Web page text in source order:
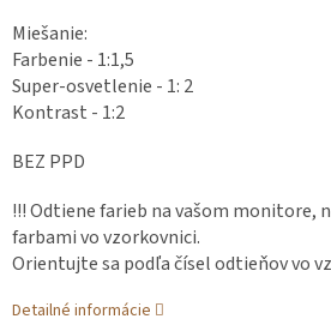
Miešanie:
Farbenie - 1:1,5
Super-osvetlenie - 1: 2
Kontrast - 1:2
BEZ PPD
!!! Odtiene farieb na vašom monitore,
farbami vo vzorkovnici.
Orientujte sa podľa čísel odtieňov vo
Detailné informácie